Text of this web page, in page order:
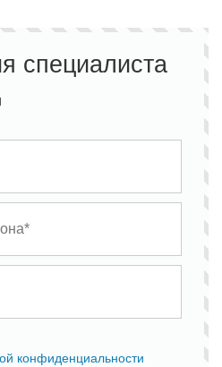
специалиста
конфиденциальности